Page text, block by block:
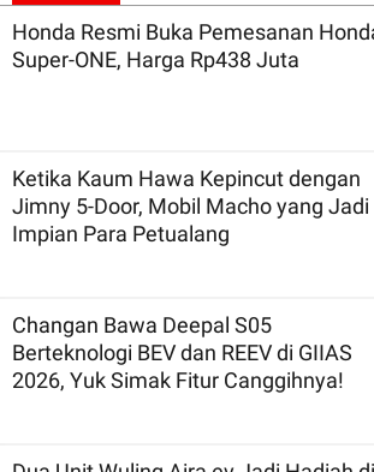
Honda Resmi Buka Pemesanan
Super-ONE, Harga Rp438 Juta
Ketika Kaum Hawa Kepincut dengan
Jimny 5-Door, Mobil Macho yang Jadi
Impian Para Petualang
Changan Bawa Deepal S05
Berteknologi BEV dan REEV di GIIAS
2026, Yuk Simak Fitur Canggihnya!